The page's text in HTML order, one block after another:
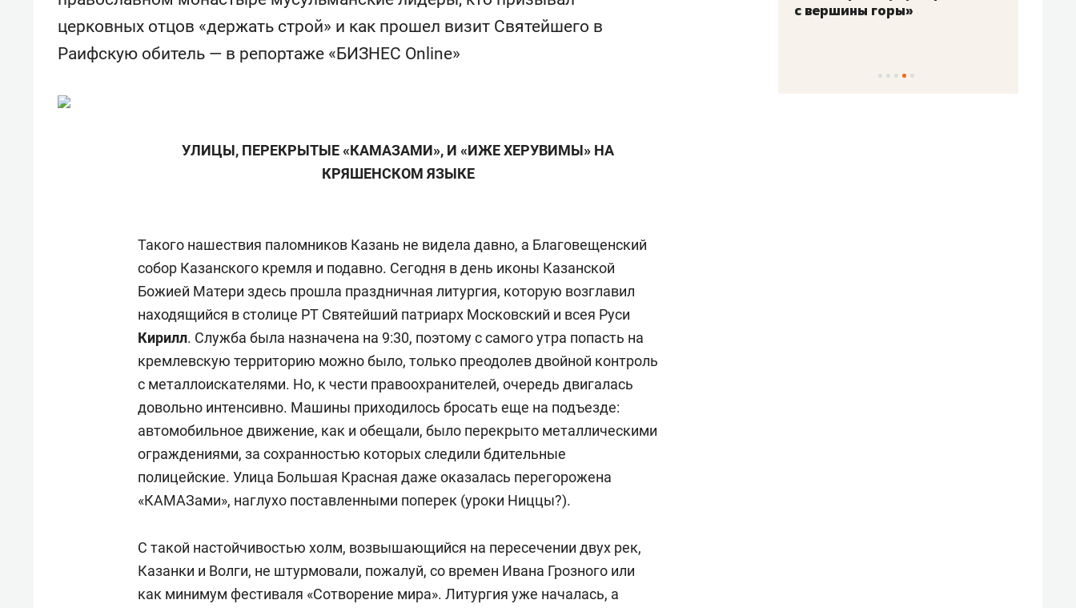
церковных отцов «держать строй» и как прошел визит Святейшего в
Раифскую обитель — в репортаже «БИЗНЕС Online»
УЛИЦЫ, ПЕРЕКРЫТЫЕ «КАМАЗАМИ», И «ИЖЕ ХЕРУВИМЫ» НА
КРЯШЕНСКОМ ЯЗЫКЕ
Такого нашествия паломников Казань не видела давно, а Благовещенский
собор Казанского кремля и подавно. Сегодня в день иконы Казанской
Божией Матери здесь прошла праздничная литургия, которую возглавил
находящийся в столице РТ Святейший патриарх Московский и всея Руси
Кирилл. Служба была назначена на 9:30, поэтому с самого утра попасть на
кремлевскую территорию можно было, только преодолев двойной контроль
с металлоискателями. Но, к чести правоохранителей, очередь двигалась
довольно интенсивно. Машины приходилось бросать еще на подъезде:
автомобильное движение, как и обещали, было перекрыто металлическими
ограждениями, за сохранностью которых следили бдительные
полицейские. Улица Большая Красная даже оказалась перегорожена
«КАМАЗами», наглухо поставленными поперек (уроки Ниццы?).
С такой настойчивостью холм, возвышающийся на пересечении двух рек,
Казанки и Волги, не штурмовали, пожалуй, со времен Ивана Грозного или
как минимум фестиваля «Сотворение мира». Литургия уже началась, а
свою сверхнагрузку
стрессом»
для меня это челлендж!»
дней
с вершины горы»